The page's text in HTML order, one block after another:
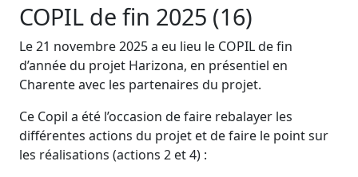
COPIL de fin 2025 (16)
Le 21 novembre 2025 a eu lieu le COPIL de fin
d’année du projet Harizona, en présentiel en
Charente avec les partenaires du projet.
Ce Copil a été l’occasion de faire rebalayer les
différentes actions du projet et de faire le point sur
les réalisations (actions 2 et 4) :